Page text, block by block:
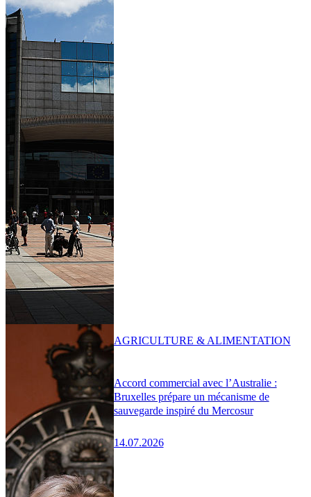
Accord commercial avec l’Australie :
Bruxelles prépare un mécanisme de
sauvegarde inspiré du Mercosur
14.07.2026
AGRICULTURE & ALIMENTATION